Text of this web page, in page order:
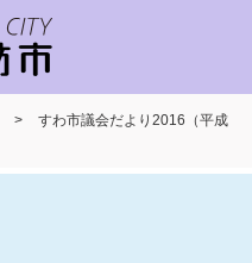
>
すわ市議会だより2016（平成